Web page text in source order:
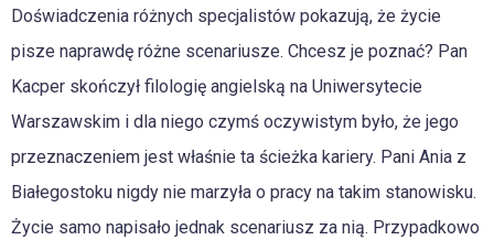
Doświadczenia różnych specjalistów pokazują, że życie
pisze naprawdę różne scenariusze. Chcesz je poznać? Pan
Kacper skończył filologię angielską na Uniwersytecie
Warszawskim i dla niego czymś oczywistym było, że jego
przeznaczeniem jest właśnie ta ścieżka kariery. Pani Ania z
Białegostoku nigdy nie marzyła o pracy na takim stanowisku.
Życie samo napisało jednak scenariusz za nią. Przypadkowo